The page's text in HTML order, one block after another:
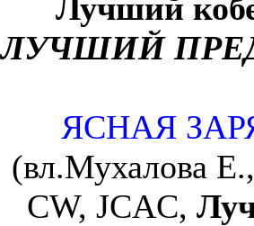
Лучший
ЛУЧШИЙ
ЯСНАЯ
(вл.Мухалова
CW, JCAC,